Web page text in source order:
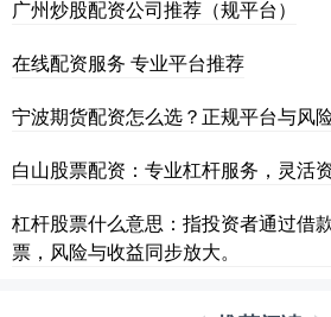
广州炒股配资公司推荐（规平台）
在线配资服务 专业平台推荐
宁波期货配资怎么选？正规平台与风
白山股票配资：专业杠杆服务，灵活
杠杆股票什么意思：指投资者通过借
票，风险与收益同步放大。